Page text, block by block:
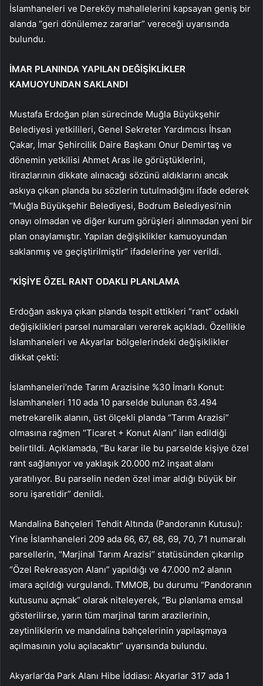
İslamhaneleri ve Dereköy mahallelerini kapsayan geniş bir
alanda “geri dönülemez zararlar” vereceği uyarısında
bulundu.
İMAR PLANINDA YAPILAN DEĞİŞİKLİKLER
KAMUOYUNDAN SAKLANDI
Mustafa Erdoğan plan sürecinde Muğla Büyükşehir
Belediyesi yetkilileri, Genel Sekreter Yardımcısı İhsan
Çakar, İmar Şehircilik Daire Başkanı Onur Demirtaş ve
dönemin yetkilisi Ahmet Aras ile görüştüklerini,
itirazlarının dikkate alınacağı sözünü aldıklarını ancak
askıya çıkan planda bu sözlerin tutulmadığını ifade ederek
“Muğla Büyükşehir Belediyesi, Bodrum Belediyesi’nin
onayı olmadan ve diğer kurum görüşleri alınmadan yeni bir
plan onaylamıştır. Yapılan değişiklikler kamuoyundan
saklanmış ve geçiştirilmiştir” ifadelerine yer verildi.
“KİŞİYE ÖZEL RANT ODAKLI PLANLAMA
Erdoğan askıya çıkan planda tespit ettikleri “rant” odaklı
değişiklikleri parsel numaraları vererek açıkladı. Özellikle
İslamhaneleri ve Akyarlar bölgelerindeki değişiklikler
dikkat çekti:
İslamhaneleri’nde Tarım Arazisine %30 İmarlı Konut:
İslamhaneleri 110 ada 10 parselde bulunan 63.494
metrekarelik alanın, üst ölçekli planda “Tarım Arazisi”
olmasına rağmen “Ticaret + Konut Alanı” ilan edildiği
belirtildi. Açıklamada, “Bu karar ile bu parselde kişiye özel
rant sağlanıyor ve yaklaşık 20.000 m2 inşaat alanı
yaratılıyor. Bu parselin neden özel imar aldığı büyük bir
soru işaretidir” denildi.
Mandalina Bahçeleri Tehdit Altında (Pandoranın Kutusu):
Yine İslamhaneleri 209 ada 66, 67, 68, 69, 70, 71 numaralı
parsellerin, “Marjinal Tarım Arazisi” statüsünden çıkarılıp
“Özel Rekreasyon Alanı” yapıldığı ve 47.000 m2 alanın
imara açıldığı vurgulandı. TMMOB, bu durumu “Pandoranın
kutusunu açmak” olarak niteleyerek, “Bu planlama emsal
gösterilirse, yarın tüm marjinal tarım arazilerinin,
zeytinliklerin ve mandalina bahçelerinin yapılaşmaya
açılmasının yolu açılacaktır” uyarısında bulundu.
Akyarlar’da Park Alanı Hibe İddiası: Akyarlar 317 ada 1